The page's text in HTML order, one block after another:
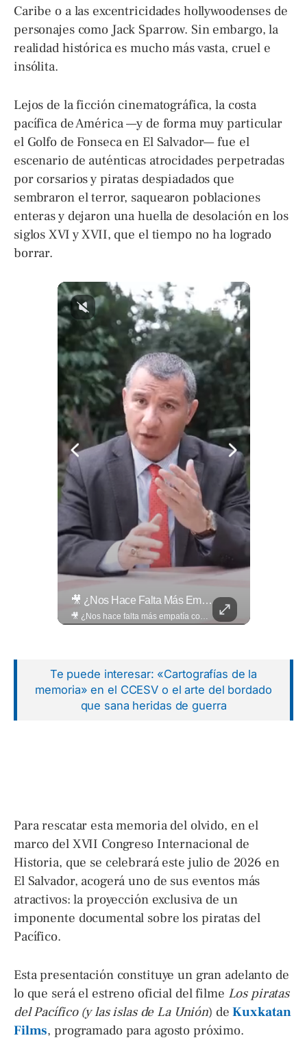
Caribe o a las excentricidades hollywoodenses de
personajes como Jack Sparrow. Sin embargo, la
realidad histórica es mucho más vasta, cruel e
insólita.
Lejos de la ficción cinematográfica, la costa
pacífica de América —y de forma muy particular
el Golfo de Fonseca en El Salvador— fue el
escenario de auténticas atrocidades perpetradas
por corsarios y piratas despiadados que
sembraron el terror, saquearon poblaciones
enteras y dejaron una huella de desolación en los
siglos XVI y XVII, que el tiempo no ha logrado
borrar.
🎥 ¿Nos Hace Falta Más Empatía Como Sociedad?
Te puede interesar: «Cartografías de la
memoria» en el CCESV o el arte del bordado
que sana heridas de guerra
Para rescatar esta memoria del olvido, en el
marco del XVII Congreso Internacional de
Historia, que se celebrará este julio de 2026 en
El Salvador, acogerá uno de sus eventos más
atractivos: la proyección exclusiva de un
imponente documental sobre los piratas del
Pacífico.
Esta presentación constituye un gran adelanto de
lo que será el estreno oficial del filme Los piratas
del Pacífico (y las islas de La Unión) deKuxkatan
Films, programado para agosto próximo.